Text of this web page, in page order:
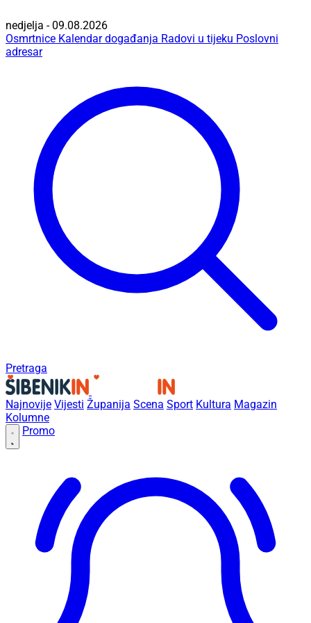
nedjelja - 09.08.2026
Osmrtnice Kalendar događanja Radovi u tijeku Poslovni
adresar
Pretraga
Najnovije Vijesti Županija Scena Sport Kultura Magazin
Kolumne
Promo